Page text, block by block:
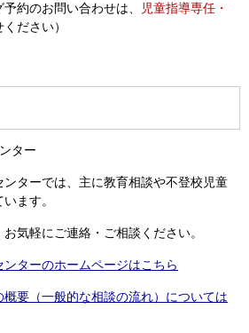
予約のお問い合わせは、 児童指導専任 ・
ださい）
ター
ンターでは、主に教育相談や不登校児童
ます。
気軽にご連絡・ご相談ください。
ターのホームページはこちら
概要（一般的な相談の流れ）については